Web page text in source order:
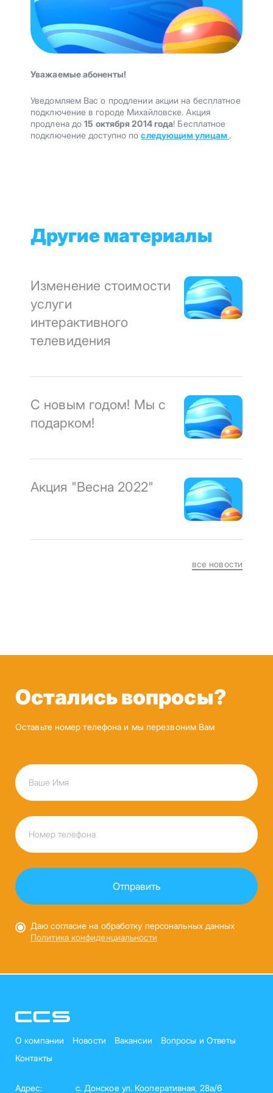
Уважаемые абоненты!
Уведомляем Вас о продлении акции на бесплатное
подключение в городе Михайловске. Акция
продлена до15 октября 2014 года! Бесплатное
подключение доступно последующим улицам .
Другие материалы
Изменение стоимости
услуги
интерактивного
телевидения
С новым годом! Мы с
подарком!
Акция "Весна 2022"
все новости
Остались вопросы?
Оставьте номер телефона и мы перезвоним Вам
Даю согласие на обработку персональных данных
Политика конфиденциальности
О компании Новости Вакансии
Вопросы и Ответы
Контакты
Адрес: с. Донское ул. Кооперативная, 28а/6